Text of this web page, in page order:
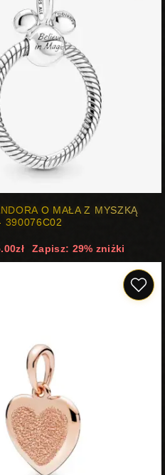
O MAŁA Z MYSZKĄ
390076C02
Zapisz: 29% zniżki